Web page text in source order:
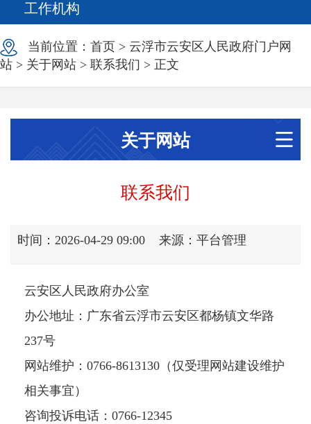
工作机构
当前位置： 首页 > 云浮市云安区人民政府门户网
站 > 关于网站 > 联系我们 > 正文
关于网站
联系我们
时间：2026-04-29 09:00 来源：平台管理
云安区人民政府办公室
办公地址：广东省云浮市云安区都杨镇文华路
237号
网站维护：0766-8613130（仅受理网站建设维护
相关事宜）
咨询投诉电话：0766-12345